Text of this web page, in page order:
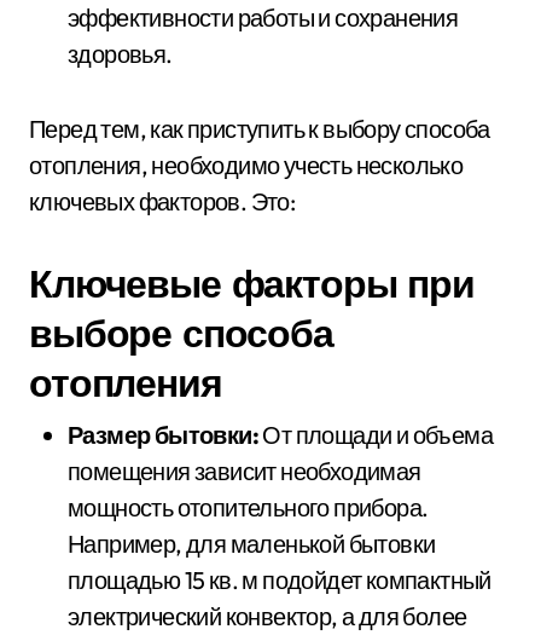
эффективности работы и сохранения
здоровья.
Перед тем, как приступить к выбору способа
отопления, необходимо учесть несколько
ключевых факторов. Это:
Ключевые факторы при
выборе способа
отопления
Размер бытовки:От площади и объема
помещения зависит необходимая
мощность отопительного прибора.
Например, для маленькой бытовки
площадью 15 кв. м подойдет компактный
электрический конвектор, а для более